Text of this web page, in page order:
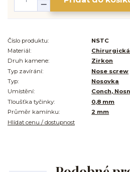
Číslo produktu:
NSTC
Materiál:
Chirurgická
Druh kamene:
Zirkon
Typ zavírání:
Nose screw
Typ:
Nosovka
Umístění:
Conch,
Tloušťka tyčinky:
0,8 mm
Průměr kamínku:
2 mm
Hlídat cenu / dostupnost